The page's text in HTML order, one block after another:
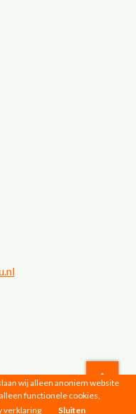
Privacyverklaring
wij alleen anoniem website
functionele cookies,
verklaring Sluiten